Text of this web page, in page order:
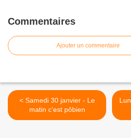
Commentaires
Ajouter un commentaire
< Samedi 30 janvier - Le
matin c'est pôbien